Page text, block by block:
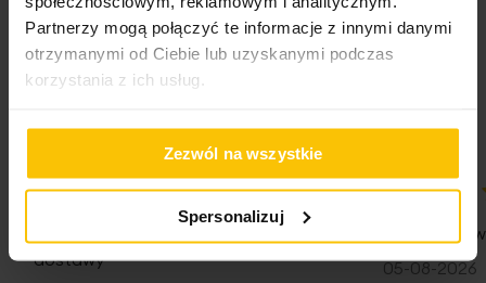
Partnerzy mogą połączyć te informacje z innymi danymi
otrzymanymi od Ciebie lub uzyskanymi podczas
korzystania z ich usług.
Zezwól na wszystkie
Spersonalizuj
5%
Na podstawie 28319 opinii. Zobacz niektóre opinie
tutaj.
Jestem zadowolona z poziomu usług i
dostawy
Jestem na
05-08-2026